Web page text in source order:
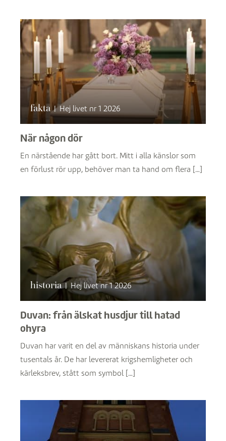
fakta | Hej livet nr 1 2026
När någon dör
En närstående har gått bort. Mitt i alla känslor som
en förlust rör upp, behöver man ta hand om flera […]
historia | Hej livet nr 1 2026
Duvan: från älskat husdjur till hatad
ohyra
Duvan har varit en del av människans historia under
tusentals år. De har levererat krigshemligheter och
kärleksbrev, stått som symbol […]